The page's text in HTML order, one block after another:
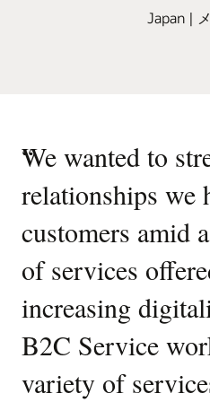
Japan |
“
We wanted to
relationships we
customers amid
of services
increasing
B2C Service
variety of